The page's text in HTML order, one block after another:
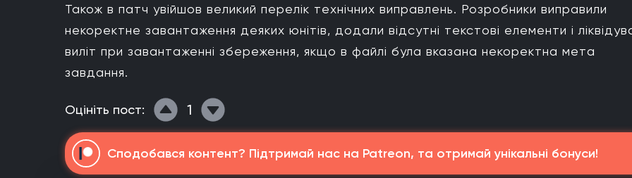
Також в патч увійшов великий перелік технічних виправлень. Розробники виправили
некоректне завантаження деяких юнітів, додали відсутні текстові елементи і
виліт при завантаженні збереження, якщо в файлі була вказана некоректна мета
завдання.
Оцініть пост: 1
Сподобався контент? Підтримай нас на Patreon, та отримай унікальні бонуси!